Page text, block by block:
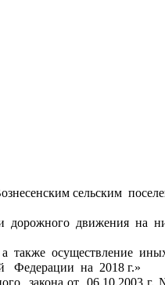
сельским
дорожного  движения  на
также  осуществление
Федерации  на  2018 г.»